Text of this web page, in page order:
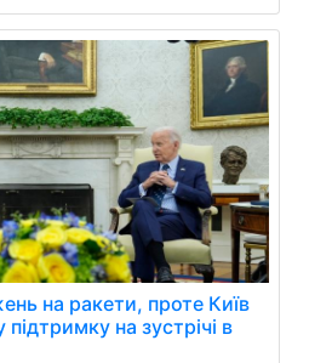
на ракети, проте Київ
на зустрічі в